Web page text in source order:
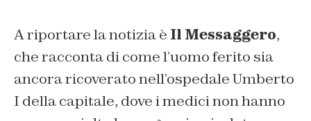
A riportare la notizia è Il Messaggero,
che racconta di come l’uomo ferito sia
ancora ricoverato nell’ospedale Umberto
I della capitale, dove i medici non hanno